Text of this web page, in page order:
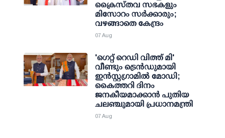
ക്രൈസ്തവ സഭകളും
മിസോറം സര്‍ക്കാരും;
വഴങ്ങാതെ കേന്ദ്രം
07 Aug
'ഗെറ്റ് റെഡി വിത്ത് മി'
വീണ്ടും ട്രെന്‍ഡുമായി
ഇന്‍സ്റ്റഗ്രാമില്‍ മോഡി;
കൈത്തറി ദിനം
ജനകീയമാക്കാന്‍ പുതിയ
ചലഞ്ചുമായി പ്രധാനമന്ത്രി
07 Aug